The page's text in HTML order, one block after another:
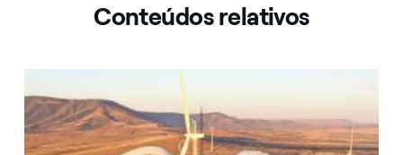
Conteúdos relativos